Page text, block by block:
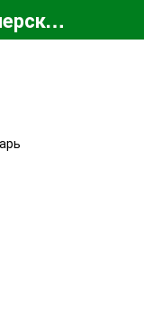
Магазин Киево-Печерской Лавры